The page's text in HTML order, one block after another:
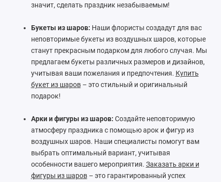
значит, сделать праздник незабываемым!
Букеты из шаров: Наши флористы создадут для вас
неповторимые букеты из воздушных шаров, которые
станут прекрасным подарком для любого случая. Мы
предлагаем букеты различных размеров и дизайнов,
учитывая ваши пожелания и предпочтения. Купить
букет из шаров– это стильный и оригинальный
подарок!
Арки и фигуры из шаров: Создайте неповторимую
атмосферу праздника с помощью арок и фигур из
воздушных шаров. Наши специалисты помогут вам
выбрать оптимальный вариант, учитывая
особенности вашего мероприятия. Заказать арки и
фигуры из шаров– это гарантированный успех